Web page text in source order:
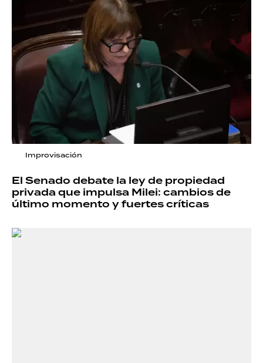
Improvisación
El Senado debate la ley de propiedad
privada que impulsa Milei: cambios de
último momento y fuertes críticas